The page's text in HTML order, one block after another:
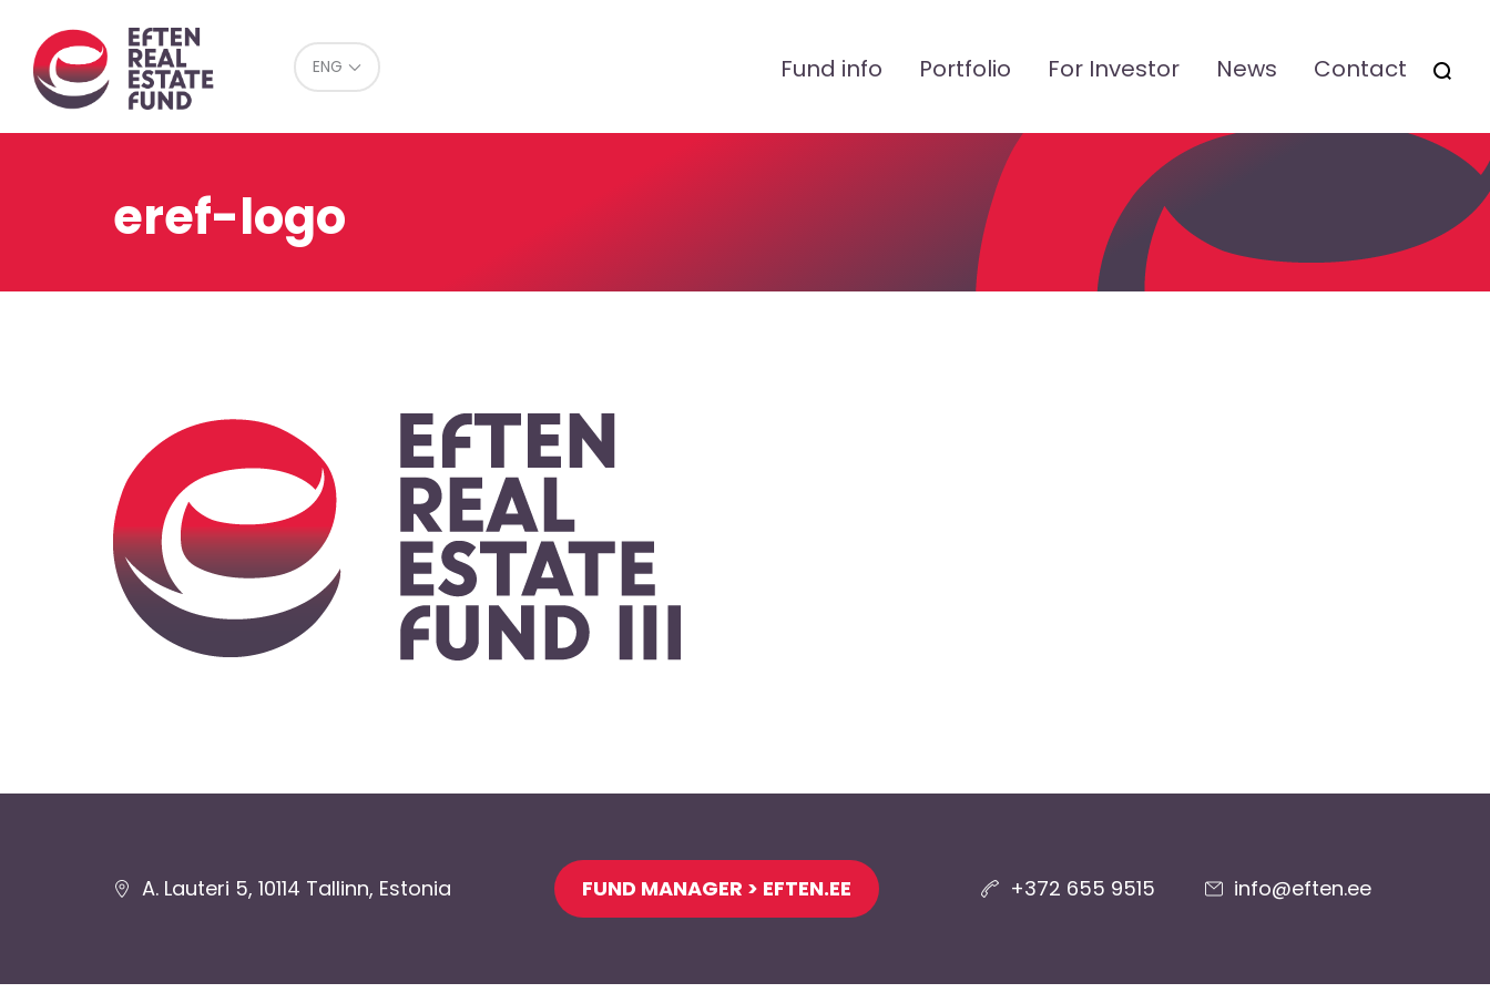
Eref ENG Peamenüü
Fund info Portfolio For Investor News Contact OTSI
eref-logo
navigatsioonA. Lauteri 5, 10114 Tallinn, Estonia FUND MANAGER > EFTEN.EE +372 655 9515 info@eften.ee